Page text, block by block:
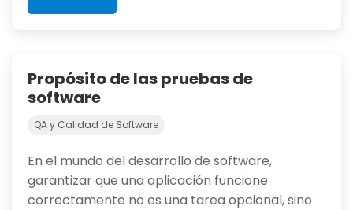
Propósito de las pruebas de
software
QA y Calidad de Software
En el mundo del desarrollo de software,
garantizar que una aplicación funcione
correctamente no es una tarea opcional, sino